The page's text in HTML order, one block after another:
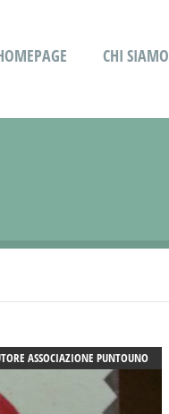
CHI SIAMO
ASSOCIAZIONE PUNTOUNO